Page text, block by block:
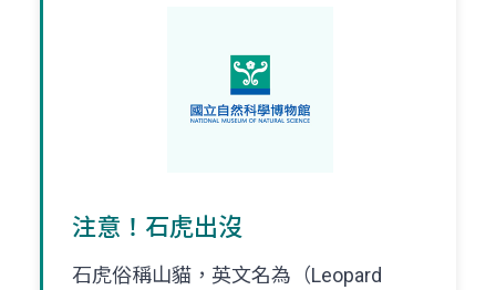
注意！石虎出沒
石虎俗稱山貓，英文名為（Leopard